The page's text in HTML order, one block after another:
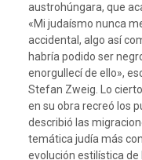
austrohúngara, que
«Mi judaísmo nunca
accidental, algo así
habría podido ser
enorgullecí de ello»,
Stefan Zweig. Lo
en su obra recreó los
describió las
temática judía más
evolución estilística